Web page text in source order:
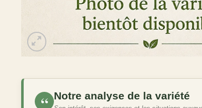
“ Notre analyse de la variété